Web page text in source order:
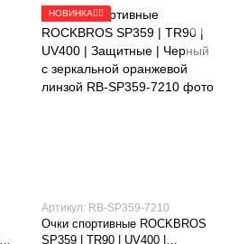
НОВИНКА🚴‍♂️
Артикул: RB-SP359-7210
Очки спортивные ROCKBROS
SP359 | TR90 | UV400 |